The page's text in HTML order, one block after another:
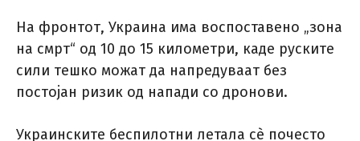
На фронтот, Украина има воспоставено „зона
на смрт“ од 10 до 15 километри, каде руските
сили тешко можат да напредуваат без
постојан ризик од напади со дронови.
Украинските беспилотни летала сè почесто